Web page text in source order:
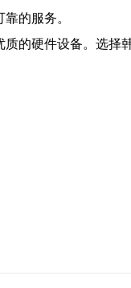
的服务。
的硬件设备。选